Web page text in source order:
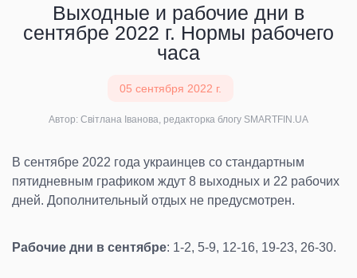
Выходные и рабочие дни в
сентябре 2022 г. Нормы рабочего
часа
05 сентября 2022 г.
Автор: Світлана Іванова, редакторка блогу SMARTFIN.UA
В сентябре 2022 года украинцев со стандартным
пятидневным графиком ждут 8 выходных и 22 рабочих
дней. Дополнительный отдых не предусмотрен.
Рабочие дни в сентябре: 1-2, 5-9, 12-16, 19-23, 26-30.